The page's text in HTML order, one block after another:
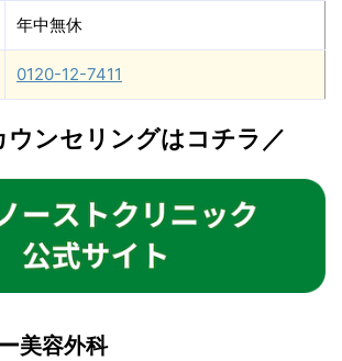
年中無休
0120-12-7411
ウンセリングはコチラ／
美容外科